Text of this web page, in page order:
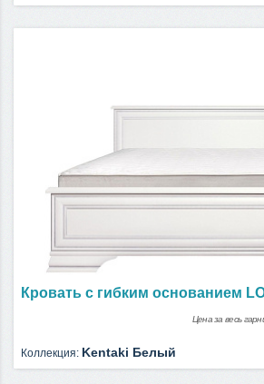
Кровать c гибким основанием
Цена за весь
Коллекция: Kentaki Белый